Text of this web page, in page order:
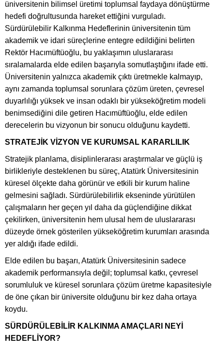
üniversitenin bilimsel üretimi toplumsal faydaya dönüştürme
hedefi doğrultusunda hareket ettiğini vurguladı.
Sürdürülebilir Kalkınma Hedeflerinin üniversitenin tüm
akademik ve idari süreçlerine entegre edildiğini belirten
Rektör Hacımüftüoğlu, bu yaklaşımın uluslararası
sıralamalarda elde edilen başarıyla somutlaştığını ifade etti.
Üniversitenin yalnızca akademik çıktı üretmekle kalmayıp,
aynı zamanda toplumsal sorunlara çözüm üreten, çevresel
duyarlılığı yüksek ve insan odaklı bir yükseköğretim modeli
benimsediğini dile getiren Hacımüftüoğlu, elde edilen
derecelerin bu vizyonun bir sonucu olduğunu kaydetti.
STRATEJİK VİZYON VE KURUMSAL KARARLILIK
Stratejik planlama, disiplinlerarası araştırmalar ve güçlü iş
birlikleriyle desteklenen bu süreç, Atatürk Üniversitesinin
küresel ölçekte daha görünür ve etkili bir kurum haline
gelmesini sağladı. Sürdürülebilirlik ekseninde yürütülen
çalışmaların her geçen yıl daha da güçlendiğine dikkat
çekilirken, üniversitenin hem ulusal hem de uluslararası
düzeyde örnek gösterilen yükseköğretim kurumları arasında
yer aldığı ifade edildi.
Elde edilen bu başarı, Atatürk Üniversitesinin sadece
akademik performansıyla değil; toplumsal katkı, çevresel
sorumluluk ve küresel sorunlara çözüm üretme kapasitesiyle
de öne çıkan bir üniversite olduğunu bir kez daha ortaya
koydu.
SÜRDÜRÜLEBİLİR KALKINMA AMAÇLARI NEYİ
HEDEFLİYOR?